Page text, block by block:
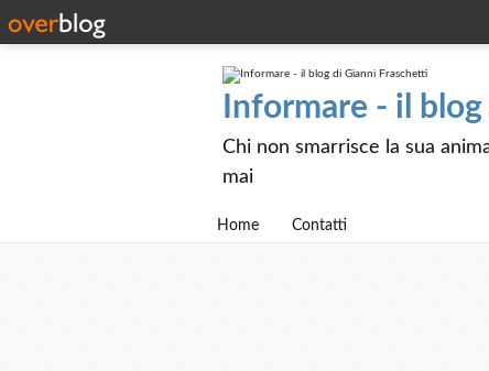
Informare - il
Chi non smarrisce la sua
mai
Home Contatti